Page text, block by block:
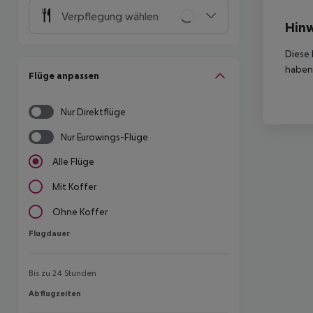
Verpflegung wählen
Flüge anpassen
Nur Direktflüge
Nur Eurowings-Flüge
Alle Flüge
Mit Koffer
Ohne Koffer
Flugdauer
Flugdauer
Bis zu 24 Stunden
Abflugzeiten
Abflugzeiten
Diese